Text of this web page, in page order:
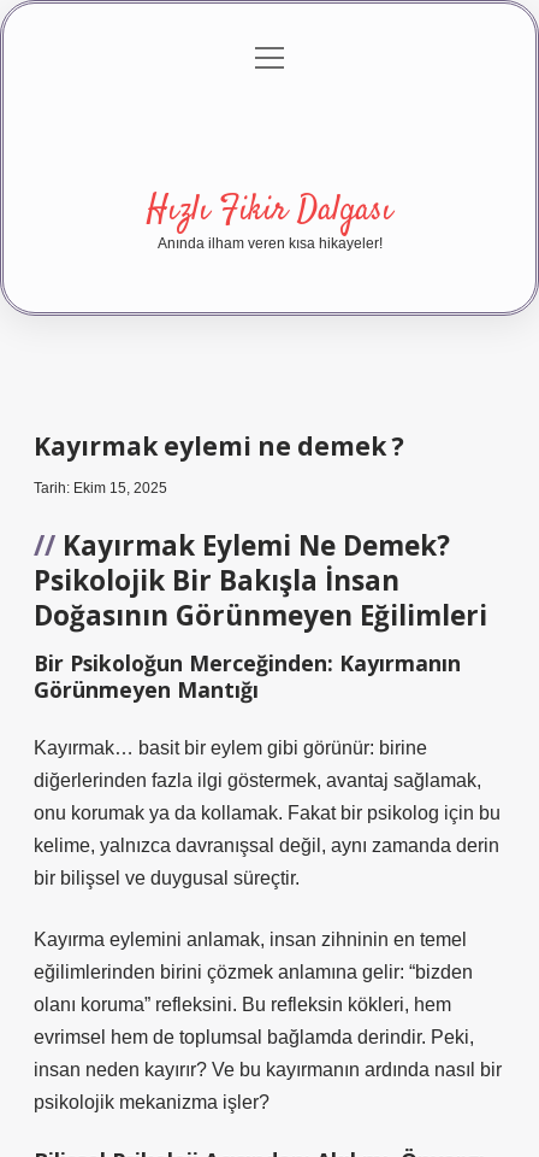
Gizlilik Politikası
menüyü
Hızlı Fikir Dalgası
Anında ilham veren kısa hikayeler!
Kayırmak eylemi ne demek ?
Tarih: Ekim 15, 2025
Kayırmak Eylemi Ne Demek?
Psikolojik Bir Bakışla İnsan
Doğasının Görünmeyen Eğilimleri
Bir Psikoloğun Merceğinden: Kayırmanın
Görünmeyen Mantığı
Kayırmak… basit bir eylem gibi görünür: birine
diğerlerinden fazla ilgi göstermek, avantaj sağlamak,
onu korumak ya da kollamak. Fakat bir psikolog için bu
kelime, yalnızca davranışsal değil, aynı zamanda derin
bir bilişsel ve duygusal süreçtir.
Kayırma eylemini anlamak, insan zihninin en temel
eğilimlerinden birini çözmek anlamına gelir: “bizden
olanı koruma” refleksini. Bu refleksin kökleri, hem
evrimsel hem de toplumsal bağlamda derindir. Peki,
insan neden kayırır? Ve bu kayırmanın ardında nasıl bir
psikolojik mekanizma işler?